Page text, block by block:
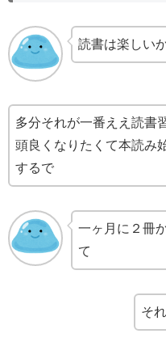
読書は楽しい
多分それが一番ええ読書
頭良くなりたくて本読み
するで
一ヶ月に２冊
て
そ